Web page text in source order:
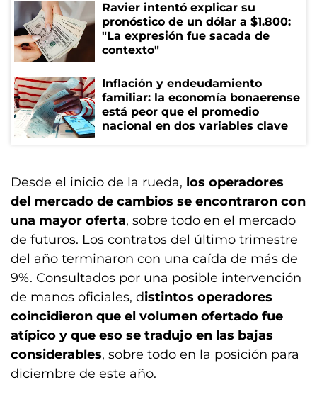
Ravier intentó explicar su
pronóstico de un dólar a $1.800:
"La expresión fue sacada de
contexto"
Inflación y endeudamiento
familiar: la economía bonaerense
está peor que el promedio
nacional en dos variables clave
Desde el inicio de la rueda, los operadores
del mercado de cambios se encontraron con
una mayor oferta, sobre todo en el mercado
de futuros. Los contratos del último trimestre
del año terminaron con una caída de más de
9%. Consultados por una posible intervención
de manos oficiales, distintos operadores
coincidieron que el volumen ofertado fue
atípico y que eso se tradujo en las bajas
considerables, sobre todo en la posición para
diciembre de este año.